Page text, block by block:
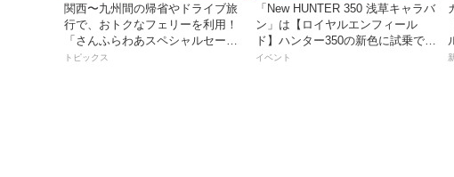
関西〜九州間の帰省やドライブ旅
行で、おトクなフェリーを利用！
「さんふらわあスペシャルセー
ル」を期間限定で販売開始
トピックス
「New HUNTER 350 浅草キャラバ
ン」は【ロイヤルエンフィール
ド】ハンター350の新色に試乗でき
るチャンス！
イベント